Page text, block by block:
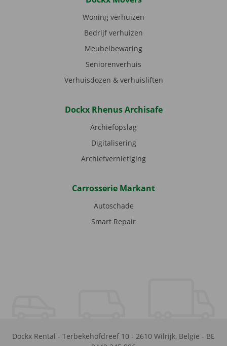
Woning verhuizen
Bedrijf verhuizen
Meubelbewaring
Seniorenverhuis
Verhuisdozen & verhuisliften
Dockx Rhenus Archisafe
Archiefopslag
Digitalisering
Archiefvernietiging
Carrosserie Markant
Autoschade
Smart Repair
Dockx Rental - Terbekehofdreef 10 - 2610 Wilrijk, België - BE